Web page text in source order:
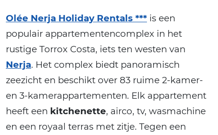
Olée Nerja Holiday Rentals *** is een
populair appartementencomplex in het
rustige Torrox Costa, iets ten westen van
Nerja. Het complex biedt panoramisch
zeezicht en beschikt over 83 ruime 2-kamer-
en 3-kamerappartementen. Elk appartement
heeft een kitchenette, airco, tv, wasmachine
en een royaal terras met zitje. Tegen een